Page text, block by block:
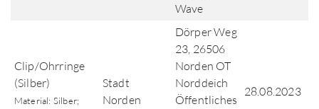
Wave
Clip/Ohrringe
(Silber)
Material: Silber;
Stadt
Norden
Dörper Weg
23, 26506
Norden OT
Norddeich
Öffentliches
28.08.2023